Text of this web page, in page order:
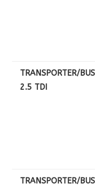
TRANSPORTER/
2.5 TDI
TRANSPORTER/